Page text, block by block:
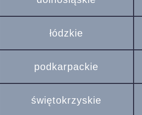
łódzkie
podkarpackie
świętokrzyskie